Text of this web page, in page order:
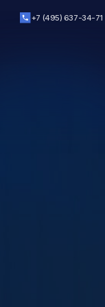
34-71 ak@argument.ru